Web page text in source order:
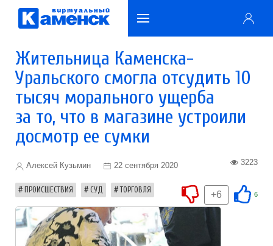
Жительница Каменска-
Уральского смогла отсудить 10
тысяч морального ущерба
за то, что в магазине устроили
досмотр ее сумки
Алексей Кузьмин 22 сентября 2020 3223
ПРОИСШЕСТВИЯ СУД ТОРГОВЛЯ 6
+6